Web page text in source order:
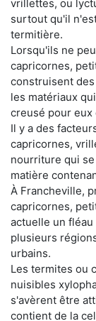
vrillettes, ou
surtout qu'il
termitière.
Lorsqu'ils ne
capricornes,
construisent
les matériaux
creusé pour eux
Il y a des
capricornes,
nourriture qui
matière
À Francheville,
capricornes,
actuelle un
plusieurs
urbains.
Les termites ou
nuisibles
s'avèrent être
contient de la